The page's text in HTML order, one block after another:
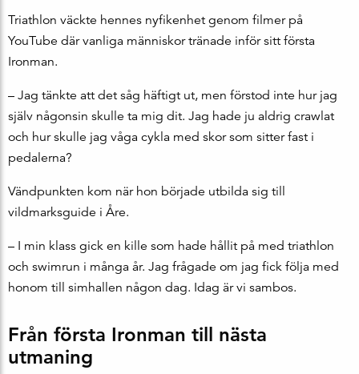
Triathlon väckte hennes nyfikenhet genom filmer på
YouTube där vanliga människor tränade inför sitt första
Ironman.
– Jag tänkte att det såg häftigt ut, men förstod inte hur jag
själv någonsin skulle ta mig dit. Jag hade ju aldrig crawlat
och hur skulle jag våga cykla med skor som sitter fast i
pedalerna?
Vändpunkten kom när hon började utbilda sig till
vildmarksguide i Åre.
– I min klass gick en kille som hade hållit på med triathlon
och swimrun i många år. Jag frågade om jag fick följa med
honom till simhallen någon dag. Idag är vi sambos.
Från första Ironman till nästa
utmaning